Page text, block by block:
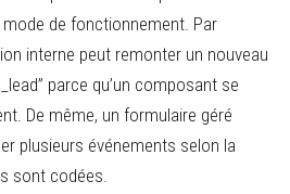
mode de fonctionnement. Par
interne peut remonter un nouveau
parce qu’un composant se
De même, un formulaire géré
plusieurs événements selon la
sont codées.